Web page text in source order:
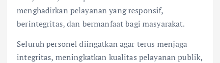
menghadirkan pelayanan yang responsif,
berintegritas, dan bermanfaat bagi masyarakat.
Seluruh personel diingatkan agar terus menjaga
integritas, meningkatkan kualitas pelayanan publik,